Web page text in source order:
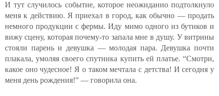
И тут случилось событие, которое неожиданно подтолкнуло
меня к действию. Я приехал в город, как обычно — продать
немного продукции с фермы. Иду мимо одного из бутиков и
вижу сцену, которая почему-то запала мне в душу. У витрины
стояли парень и девушка — молодая пара. Девушка почти
плакала, умоляя своего спутника купить ей платье. “Смотри,
какое оно чудесное! Я о таком мечтала с детства! И сегодня у
меня день рождения!” — говорила она.